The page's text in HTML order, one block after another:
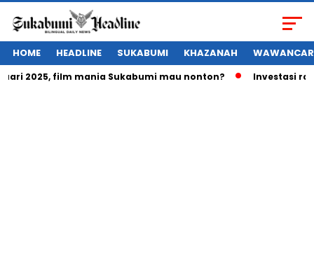
HOME HEADLINE SUKABUMI KHAZANAH
film mania Sukabumi mau nonton? Investasi